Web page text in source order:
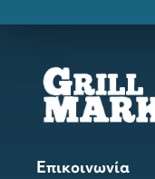
Επικοινωνία